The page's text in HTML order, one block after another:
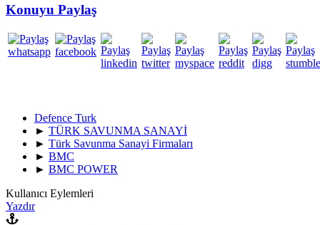
Konuyu Paylaş
Defence Turk
► TÜRK SAVUNMA SANAYİ
► Türk Savunma Sanayi Firmaları
► BMC
► BMC POWER
Kullanıcı Eylemleri
Yazdır